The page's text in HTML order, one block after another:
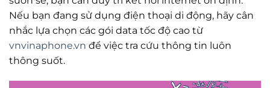
Nếu bạn đang sử dụng điện thoại di động, hãy cân
nhắc lựa chọn các gói data tốc độ cao từ
vnvinaphone.vn để việc tra cứu thông tin luôn
thông suốt.